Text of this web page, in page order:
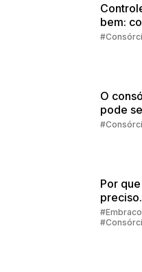
bem:
O
pode
melhor
Por
preciso
alguns